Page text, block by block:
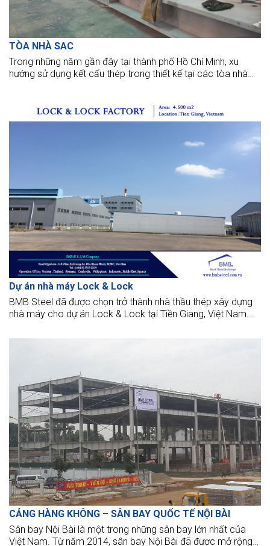
TÒA NHÀ SAC
Trong những năm gần đây tại thành phố Hồ Chí Minh, xu
hướng sử dụng kết cấu thép trong thiết kế tại các tòa nhà
trong. BMB Steel về cơ bản đã hoàn thành công việc lắp đặt
cho SAC BUILDING sau 3 tháng khi kết cấu thép được
Dự án nhà máy Lock & Lock
BMB Steel đã được chọn trở thành nhà thầu thép xây dựng
nhà máy cho dự án Lock & Lock tại Tiền Giang, Việt Nam.
dựng hai cảng cạn với tiêu chuẩn cao nhất.
CẢNG HÀNG KHÔNG – SÂN BAY QUỐC TẾ NỘI BÀI
Sân bay Nội Bài là một trong những sân bay lớn nhất của
Việt Nam. Từ năm 2014, sân bay Nội Bài đã được mở rộng